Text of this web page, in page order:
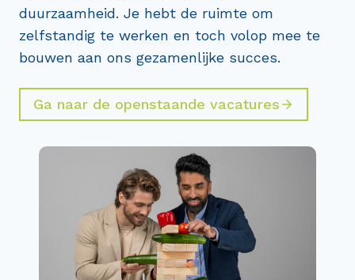
duurzaamheid. Je hebt de ruimte om
zelfstandig te werken en toch volop mee te
bouwen aan ons gezamenlijke succes.
Ga naar de openstaande vacatures